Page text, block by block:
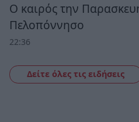
Ο καιρός την
Πελοπόννησο
22:36
Δείτε όλες τις ειδήσεις